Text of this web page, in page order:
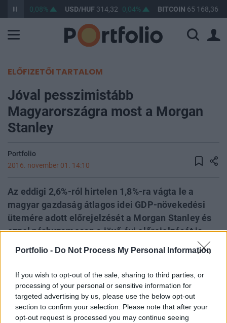
Portfolio - Do Not Process My Personal Information
If you wish to opt-out of the sale, sharing to third parties, or
processing of your personal or sensitive information for
targeted advertising by us, please use the below opt-out
section to confirm your selection. Please note that after your
opt-out request is processed you may continue seeing
363,45 0,08% USD/HUF314,32 0,04% BITCOIN 65 168,36
ELŐFIZETŐI TARTALOM
Jóval pesszimistább
Magyarországra most a Morgan
Stanley
Portfolio
2016. november 01. 14:10
Az eddigi 2,6%-ról hirtelen 1,8%-ra vágta le a
magyar gazdaság átlagos idei GDP-növekedési
ütemére adott előrejelzését a Morgan Stanley és
ezzel párhuzamosan a jövő évi előrejelzését is
lehúzta 2,7%-ról 2,5%-ra - derült ki a befektetési
bank múlt hétvégén közzétett régiós
összefoglalójából.
Budapest Economic Forum 2026Átalakulóban a magyar
gazdaságpolitika, a választások után gyökeresen
változhatnak meg a körülmények és a célok. Merre tart a